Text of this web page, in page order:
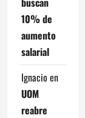
10% de
aumento
salarial
Ignacio en
UOM
reabre